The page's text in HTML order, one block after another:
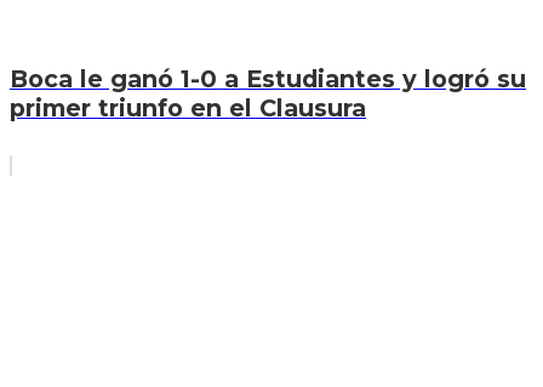
Boca le ganó 1-0 a Estudiantes y logró su
primer triunfo en el Clausura